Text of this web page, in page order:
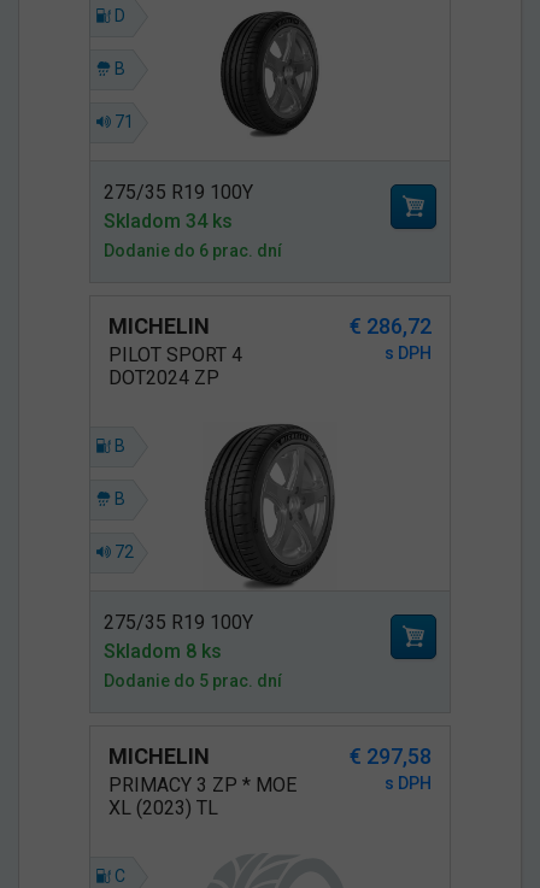
D
B
71
275/35 R19 100Y
Skladom 34 ks
Dodanie do 6 prac. dní
MICHELIN € 286,72
PILOT SPORT 4
DOT2024 ZP
s DPH
B
B
72
275/35 R19 100Y
Skladom 8 ks
Dodanie do 5 prac. dní
MICHELIN € 297,58
PRIMACY 3 ZP * MOE
XL (2023) TL
s DPH
C